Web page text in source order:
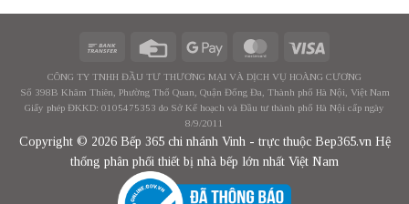
CÔNG TY TNHH ĐẦU TƯ THƯƠNG MẠI VÀ DỊCH VỤ HOÀNG CƯƠNG
Số 398B Khâm Thiên, Phường Thổ Quan, Quận Đống Đa, Thành phố Hà Nội, Việt Nam
Giấy phép ĐKKD: 0105475353 do Sở Kế hoạch và Đầu tư thành phố Hà Nội cấp ngày
8/9/2011
Copyright © 2026 Bếp 365 chi nhánh Vinh - trực thuộc Bep365.vn Hệ
thống phân phối thiết bị nhà bếp lớn nhất Việt Nam